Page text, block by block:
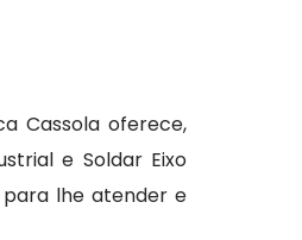
Cassola oferece,
e Soldar Eixo
para lhe atender e